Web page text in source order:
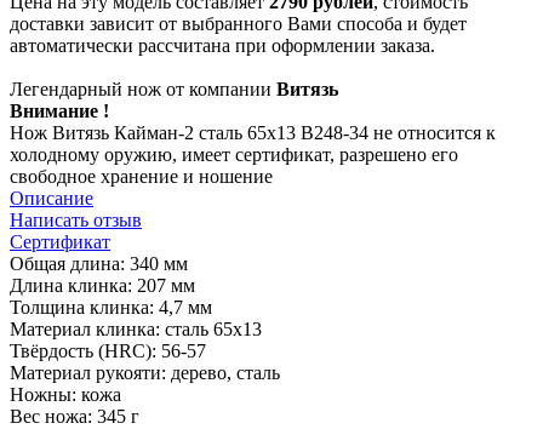
доставки зависит от выбранного Вами способа и будет
автоматически рассчитана при оформлении заказа.
Легендарный нож от компании Витязь
Внимание !
Нож Витязь Кайман-2 сталь 65х13 B248-34 не относится к
холодному оружию, имеет сертификат, разрешено его
свободное хранение и ношение
Описание
Написать отзыв
Сертификат
Общая длина: 340 мм
Длина клинка: 207 мм
Толщина клинка: 4,7 мм
Материал клинка: сталь 65х13
Твёрдость (HRC): 56-57
Материал рукояти: дерево, сталь
Ножны: кожа
Вес ножа: 345 г